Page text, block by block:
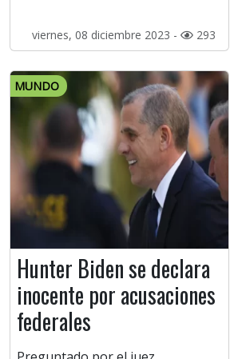
viernes, 08 diciembre 2023 - 293
MUNDO
Hunter Biden se declara
inocente por acusaciones
federales